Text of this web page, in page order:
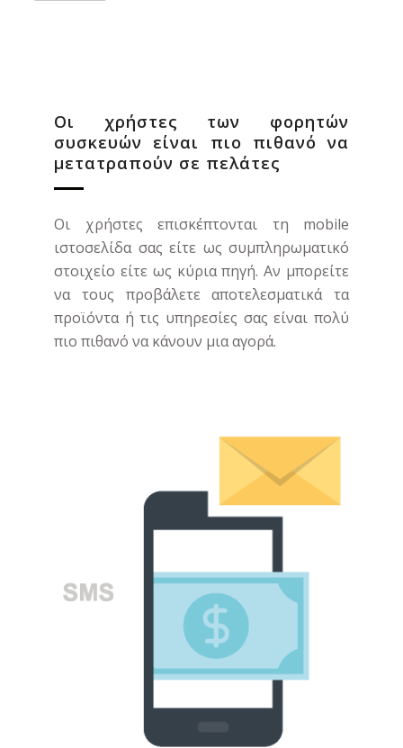
Οι χρήστες των φορητών
συσκευών είναι πιο πιθανό να
μετατραπούν σε πελάτες
Οι χρήστες επισκέπτονται τη mobile
ιστοσελίδα σας είτε ως συμπληρωματικό
στοιχείο είτε ως κύρια πηγή. Αν μπορείτε
να τους προβάλετε αποτελεσματικά τα
προϊόντα ή τις υπηρεσίες σας είναι πολύ
πιο πιθανό να κάνουν μια αγορά.